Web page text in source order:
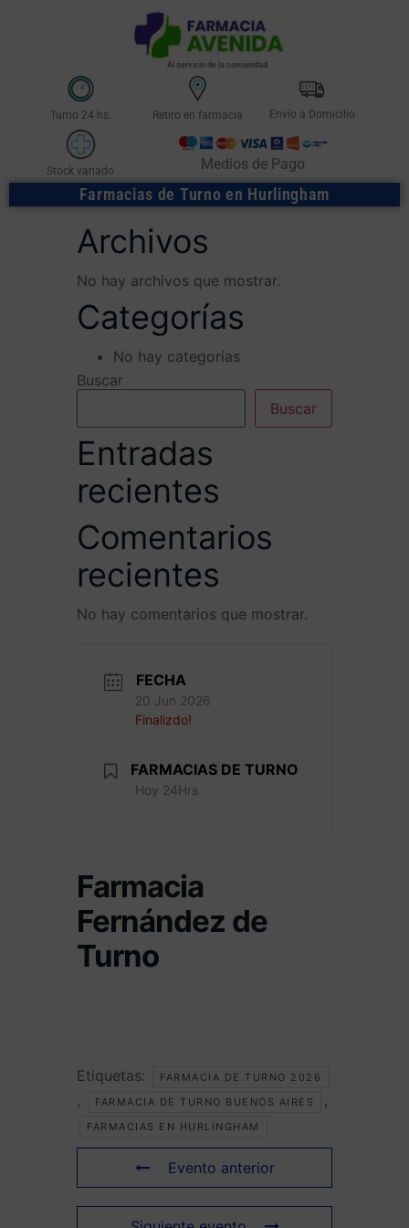
Al servicio de la comunidad
Turno 24 hs. Retiro en farmacia Envío a Domicilio
Stock variado Medios de Pago
Farmacias de Turno en Hurlingham
Archivos
No hay archivos que mostrar.
Categorías
No hay categorías
Buscar
Buscar
Entradas
recientes
Comentarios
recientes
No hay comentarios que mostrar.
FECHA
20 Jun 2026
Finalizdo!
FARMACIAS DE TURNO
Hoy 24Hrs
Farmacia
Fernández de
Turno
Etiquetas: FARMACIA DE TURNO 2026
, FARMACIA DE TURNO BUENOS AIRES ,
FARMACIAS EN HURLINGHAM
Evento anterior